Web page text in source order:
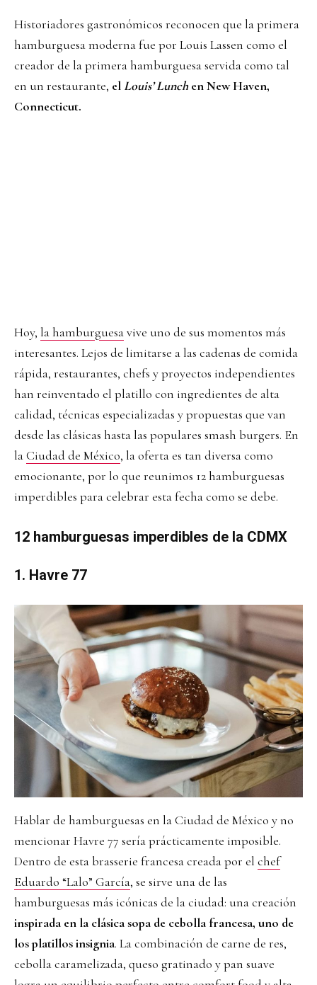
Historiadores gastronómicos reconocen que la primera
hamburguesa moderna fue por Louis Lassen como el
creador de la primera hamburguesa servida como tal
en un restaurante, elLouis’ Lunchen New Haven,
Connecticut.
Hoy, la hamburguesavive uno de sus momentos más
interesantes. Lejos de limitarse a las cadenas de comida
rápida, restaurantes, chefs y proyectos independientes
han reinventado el platillo con ingredientes de alta
calidad, técnicas especializadas y propuestas que van
desde las clásicas hasta las populares smash burgers. En
laCiudad de México, la oferta es tan diversa como
emocionante, por lo que reunimos 12 hamburguesas
imperdibles para celebrar esta fecha como se debe.
12 hamburguesas imperdibles de la CDMX
1. Havre 77
Hablar de hamburguesas en la Ciudad de México y no
mencionar Havre 77 sería prácticamente imposible.
Dentro de esta brasserie francesa creada por el chef
Eduardo “Lalo” García, se sirve una de las
hamburguesas más icónicas de la ciudad: una creación
inspirada en la clásica sopa de cebolla francesa, uno de
los platillos insignia. La combinación de carne de res,
cebolla caramelizada, queso gratinado y pan suave